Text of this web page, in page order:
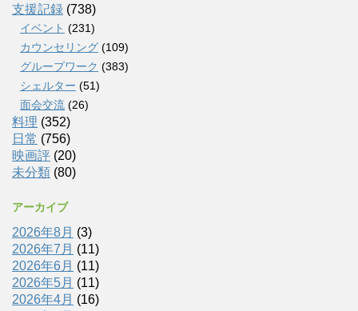
支援記録 (738)
イベント (231)
カウンセリング (109)
グループワーク (383)
シェルター (51)
面会交流 (26)
料理 (352)
日常 (756)
映画評 (20)
未分類 (80)
アーカイブ
2026年8月 (3)
2026年7月 (11)
2026年6月 (11)
2026年5月 (11)
2026年4月 (16)